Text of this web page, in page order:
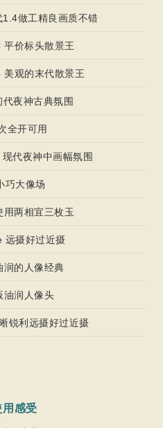
做工精良画质不错
价标头散景王
观的末代散景王
夜神古典氛围
全开可用
代夜神中画幅氛围
巧大像场
两相宜三枚玉
远摄好过近摄
的人像经典
润人像头
锐利远摄好过近摄
感受